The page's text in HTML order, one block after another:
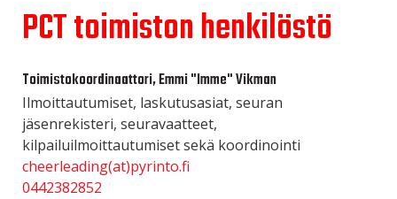
PCT toimiston henkilöstö
Toimistokoordinaattori, Emmi "Imme" Vikman
Ilmoittautumiset, laskutusasiat, seuran
jäsenrekisteri, seuravaatteet,
kilpailuilmoittautumiset sekä koordinointi
cheerleading(at)pyrinto.fi
0442382852